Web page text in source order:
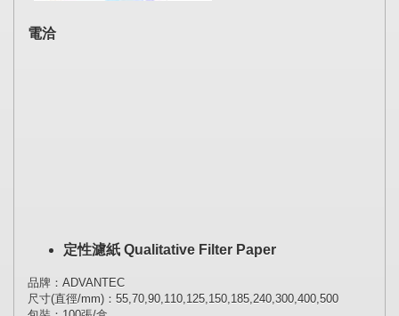
電洽
定性濾紙 Qualitative Filter Paper
品牌： ADVANTEC
尺寸(直徑/mm) ： 55,70,90,110,125,150,185,240,300,400,500